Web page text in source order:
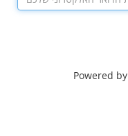
Powered by